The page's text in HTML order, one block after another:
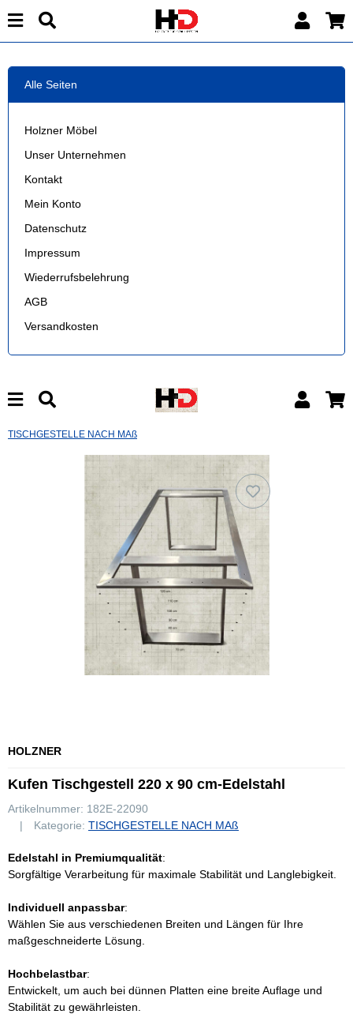
Alle Seiten
Holzner Möbel
Unser Unternehmen
Kontakt
Mein Konto
Datenschutz
Impressum
Wiederrufsbelehrung
AGB
Versandkosten
TISCHGESTELLE NACH MAß
HOLZNER
Kufen Tischgestell 220 x 90 cm-Edelstahl
Artikelnummer: 182E-22090
Kategorie: TISCHGESTELLE NACH MAß
Edelstahl in Premiumqualität:
Sorgfältige Verarbeitung für maximale Stabilität und Langlebigkeit.
Individuell anpassbar:
Wählen Sie aus verschiedenen Breiten und Längen für Ihre
maßgeschneiderte Lösung.
Hochbelastbar:
Entwickelt, um auch bei dünnen Platten eine breite Auflage und
Stabilität zu gewährleisten.